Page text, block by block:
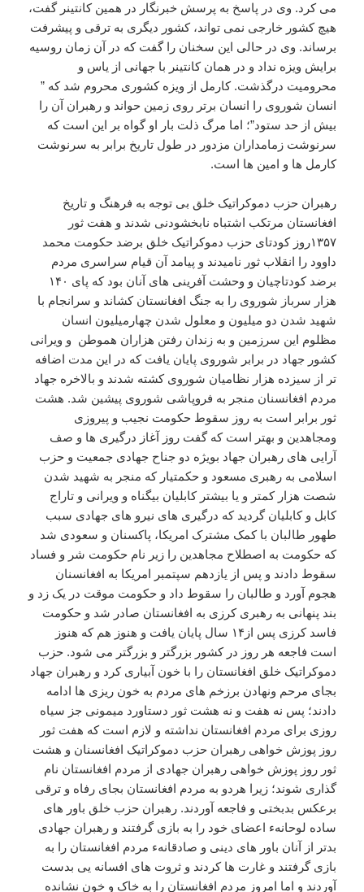
می کرد. وی در پاسخ به پرسش خبرنگار در همین کانتینر گفت،
هیچ کشور خارجی نمی تواند، کشور دیگری به ترقی و پیشرفت
برساند. وی در حالی این سخنان را گفت که در آن زمان روسیه
برایش ویزه نداد و در همان کانتینر با جهانی از یاس و
محرومیت درگذشت. کارمل از ویزه کشوری محروم شد که ”
انسان شوروی را انسان برتر روی زمین حواند و رهبران آن را
بیش از حد ستود”؛ اما مرگ ذلت بار او گواه بر این است که
سرنوشت زمامداران مزدور در طول تاریخ برابر به سرنوشت
کارمل ها و امین ها است.
رهبران حزب دموکراتیک خلق بی توجه به فرهنگ و تاریخ
افغانستان مرتکب اشتباه نابخشودنی شدند و هفت ثور
۱۳۵۷روز کودتای حزب دموکراتیک خلق برضد حکومت محمد
داوود را انقلاب ثور نامیدند و پیامد آن قیام سراسری مردم
برضد کودتاچیان و وحشت آفرینی های آنان بود که پای ۱۴۰
هزار سرباز شوروی را به جنگ افغانستان کشاند و سرانجام با
شهید شدن دو میلیون و معلول شدن چهارمیلیون انسان
مظلوم این سرزمین و به زندان رفتن هزاران هموطن و ویرانی
کشور جهاد در برابر شوروی پایان یافت که در این مدت اضافه
تر از سیزده هزار نظامیان شوروی کشته شدند و بالاخره جهاد
مردم افغانسنان منجر به فروپاشی شوروی پیشین شد. هشت
ثور برابر است به روز سقوط حکومت نجیب و پیروزی
ومجاهدین و بهتر است که گفت روز آغاز درگیری ها و صف
آرایی های رهبران جهاد بویژه دو جناح جهادی جمعیت و حزب
اسلامی به رهبری مسعود و حکمتیار که منجر به شهید شدن
شصت هزار کمتر و یا بیشتر کابلیان بیگناه و ویرانی و تاراج
کابل و کابلیان گردید که درگیری های نیرو های جهادی سبب
طهور طالبان با کمک مشترک امریکا، پاکسنان و سعودی شد
که حکومت به اصطلاح مجاهدین را زیر نام حکومت شر و فساد
سقوط دادند و پس از یازدهم سپتمبر امریکا به افغانسنان
هجوم آورد و طالبان را سقوط داد و حکومت موقت در یک زد و
بند پنهانی به رهبری کرزی به افغانستان صادر شد و حکومت
فاسد کرزی پس از۱۴ سال پایان یافت و هنوز هم که هنوز
است فاجعه هر روز در کشور بزرگتر و بزرگتر می شود. حزب
دموکراتیک خلق افغانستان را با خون آبیاری کرد و رهبران جهاد
بجای مرحم ونهادن برزخم های مردم به خون ریزی ها ادامه
دادند؛ پس نه هفت و نه هشت ثور دستاورد میمونی جز سیاه
روزی برای مردم افغانستان نداشته و لازم است که هفت ثور
روز پوزش خواهی رهبران حزب دموکراتیک افغانسنان و هشت
ثور روز پوزش خواهی رهبران جهادی از مردم افغانستان نام
گذاری شوند؛ زیرا هردو به مردم افغانستان بجای رفاه و ترقی
برعکس بدبختی و فاجعه آوردند. رهبران حزب خلق باور های
ساده لوحانهء اعضای خود را به بازی گرفتند و رهبران جهادی
بدتر از آنان باور های دینی و صادقانهء مردم افغانستان را به
بازی گرفتند و غارت ها کردند و ثروت های افسانه یی بدست
آوردند و اما امروز مردم افغانستان را به خاک و خون نشانده